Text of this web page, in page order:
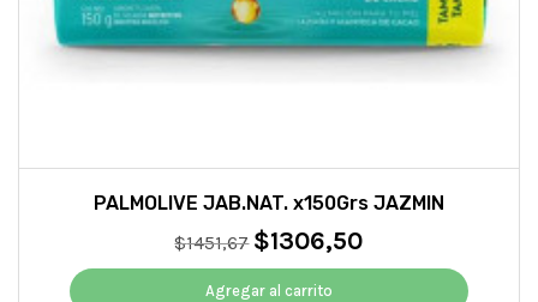
PALMOLIVE JAB.NAT. x150Grs JAZMIN
$1451,67 El
precio
original
$1306,50El
precio
Agregar al carrito